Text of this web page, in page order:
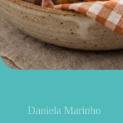
Daniela Marinho